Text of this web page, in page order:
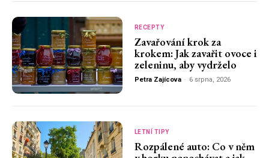
RECEPTY
Zavařování krok za
krokem: Jak zavařit ovoce i
zeleninu, aby vydrželo
Petra Zajícova - 6 srpna, 2026
LETNÍ TIPY
Rozpálené auto: Co v něm